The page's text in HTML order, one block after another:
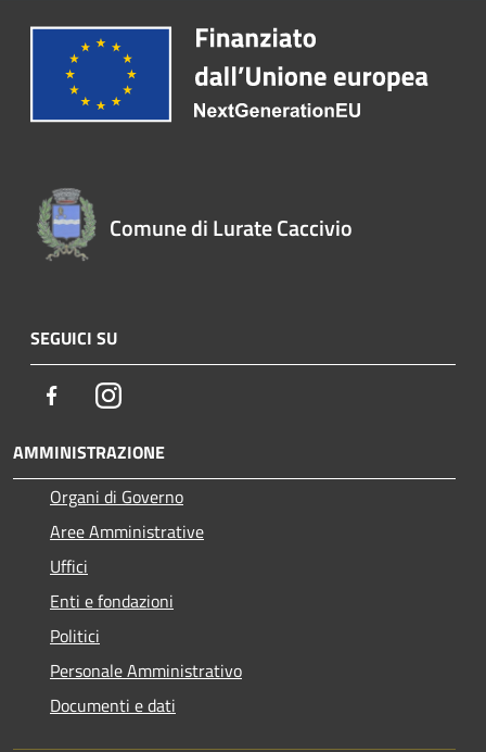
Comune di Lurate Caccivio
SEGUICI SU
FacebookInstagram
AMMINISTRAZIONE
Organi di Governo
Aree Amministrative
Uffici
Enti e fondazioni
Politici
Personale Amministrativo
Documenti e dati